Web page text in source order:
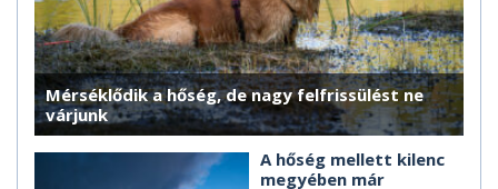
Mérséklődik a hőség, de nagy felfrissülést ne
várjunk
A hőség mellett kilenc
megyében már